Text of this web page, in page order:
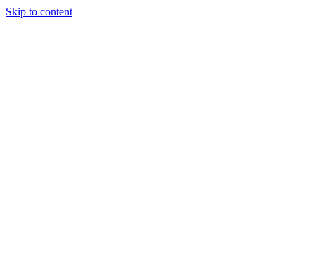
Skip to content